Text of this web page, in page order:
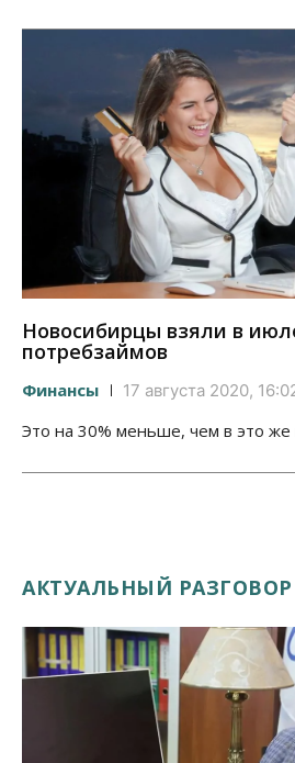
Новосибирцы взяли в
потребзаймов
Финансы 17 августа 2020,
Это на 30% меньше, чем в это же
АКТУАЛЬНЫЙ РАЗГОВОР